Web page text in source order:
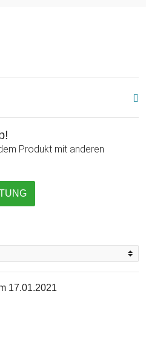
die Gravur eines von Dir
ein geradezu ideales
Produkt mit anderen
17.01.2021